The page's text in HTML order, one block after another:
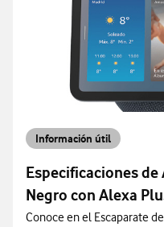
Información útil
Especificaciones de
Negro con Alexa
Conoce en el Escaparate